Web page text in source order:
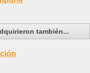
también...